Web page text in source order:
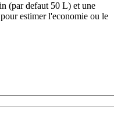
(par defaut 50 L) et une
estimer l'economie ou le